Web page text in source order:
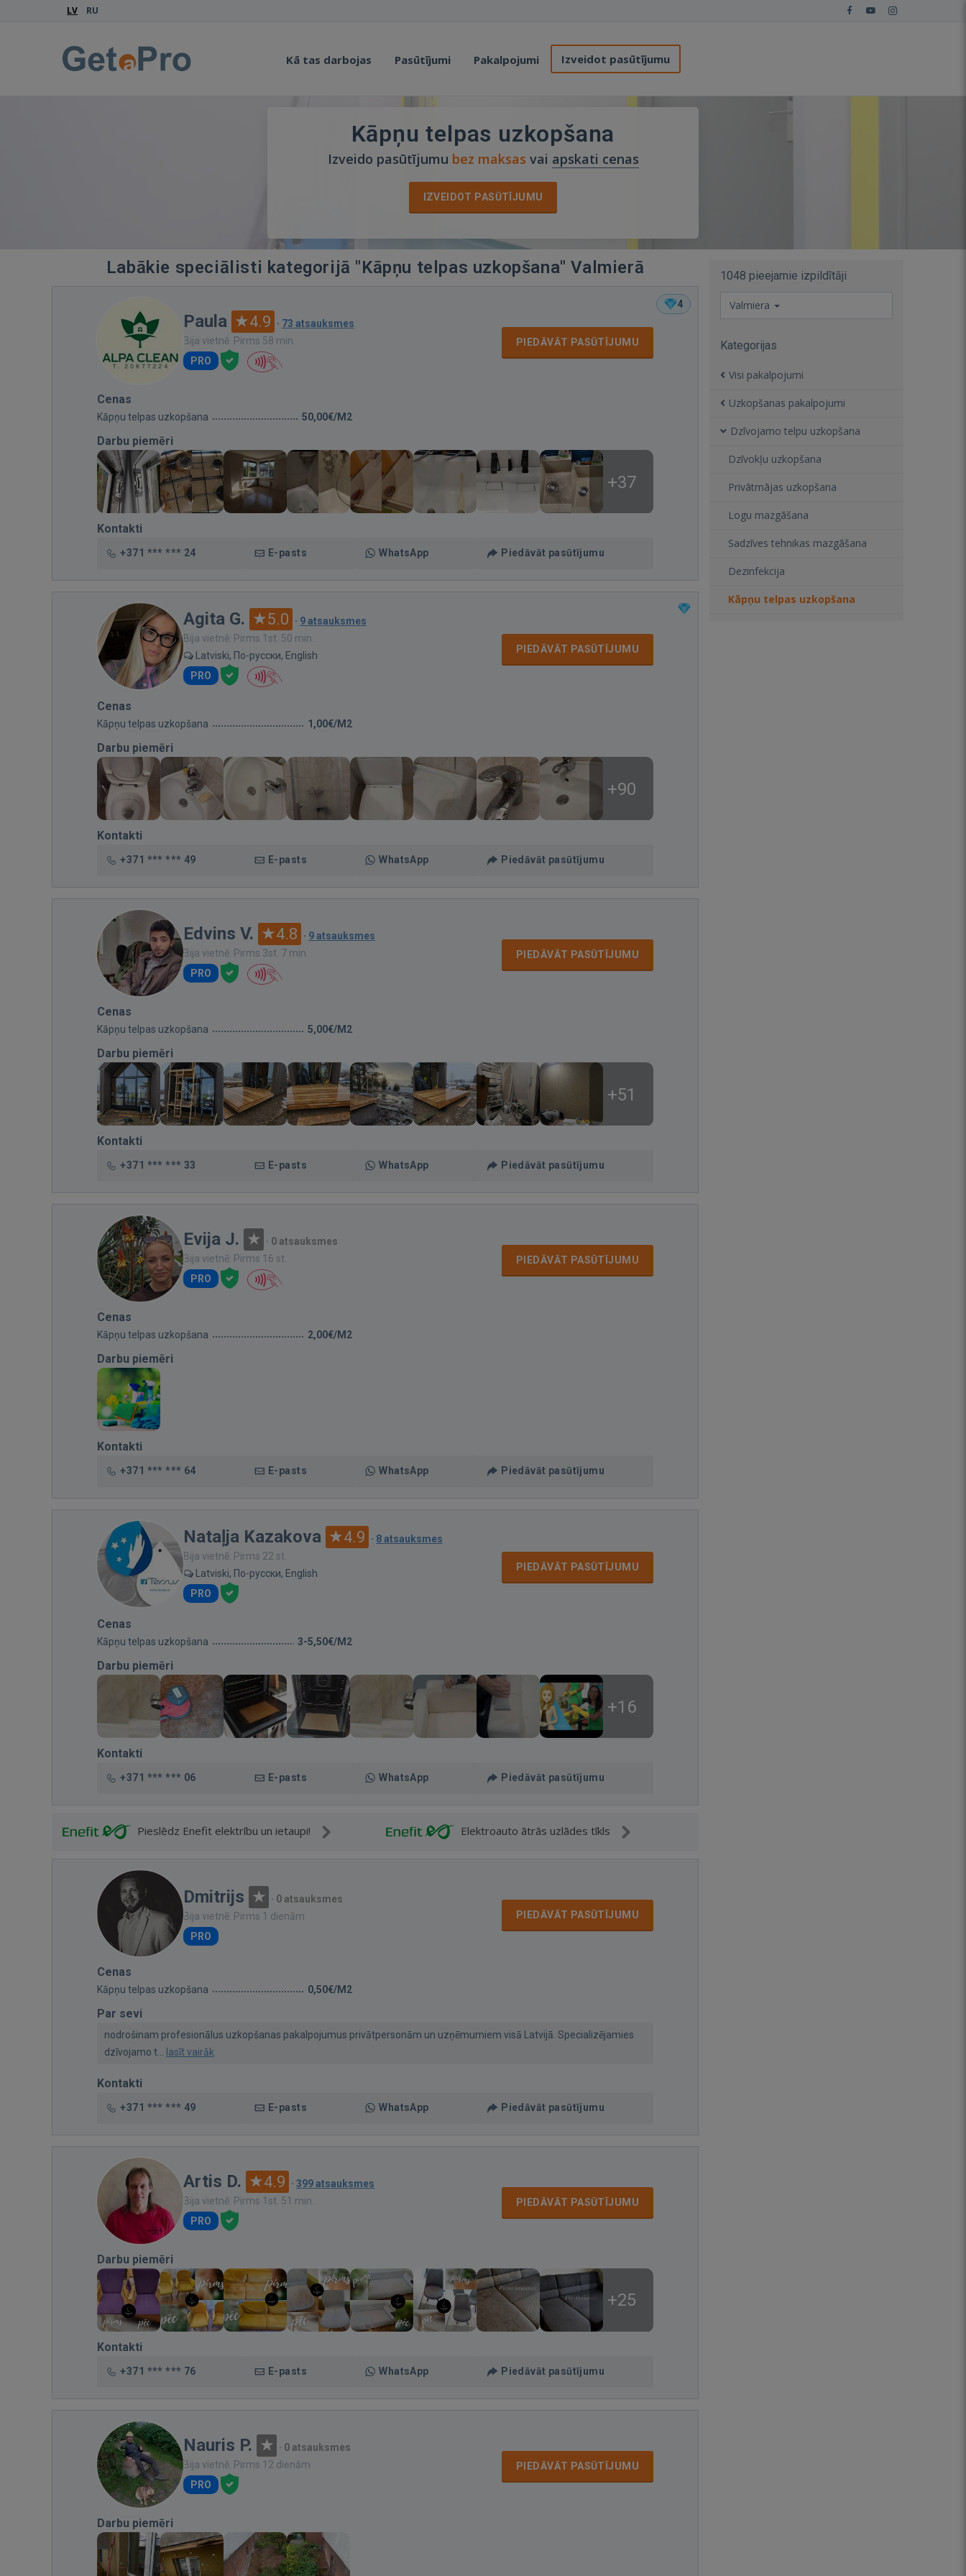
LV RU
Kā tas darbojas Pasūtījumi Pakalpojumi Izveidot pasūtījumu
Kāpņu telpas uzkopšana
Izveido pasūtījumu bez maksas vai apskati cenas
IZVEIDOT PASŪTĪJUMU
Labākie speciālisti kategorijā "Kāpņu telpas uzkopšana" Valmierā
4
Paula 4.9 · 73 atsauksmes
Bija vietnē: Pirms 58 min.
PRO
PIEDĀVĀT PASŪTĪJUMU
Cenas
Kāpņu telpas uzkopšana 50,00€/M2
Darbu piemēri
+37
Kontakti
+371 *** *** 24 E-pasts WhatsApp Piedāvāt pasūtījumu
Agita G. 5.0 · 9 atsauksmes
Bija vietnē: Pirms 1st. 50 min.
Latviski, По-русски, English
PRO
PIEDĀVĀT PASŪTĪJUMU
Cenas
Kāpņu telpas uzkopšana 1,00€/M2
Darbu piemēri
+90
Kontakti
+371 *** *** 49 E-pasts WhatsApp Piedāvāt pasūtījumu
Edvins V. 4.8 · 9 atsauksmes
Bija vietnē: Pirms 3st. 7 min.
PRO
PIEDĀVĀT PASŪTĪJUMU
Cenas
Kāpņu telpas uzkopšana 5,00€/M2
Darbu piemēri
+51
Kontakti
+371 *** *** 33 E-pasts WhatsApp Piedāvāt pasūtījumu
Evija J. · 0 atsauksmes
Bija vietnē: Pirms 16 st.
PRO
PIEDĀVĀT PASŪTĪJUMU
Cenas
Kāpņu telpas uzkopšana 2,00€/M2
Darbu piemēri
Kontakti
+371 *** *** 64 E-pasts WhatsApp Piedāvāt pasūtījumu
Nataļja Kazakova 4.9 · 8 atsauksmes
Bija vietnē: Pirms 22 st.
Latviski, По-русски, English
PRO
PIEDĀVĀT PASŪTĪJUMU
Cenas
Kāpņu telpas uzkopšana 3-5,50€/M2
Darbu piemēri
+16
Kontakti
+371 *** *** 06 E-pasts WhatsApp Piedāvāt pasūtījumu
Pieslēdz Enefit elektrību un ietaupi! Elektroauto ātrās uzlādes tīkls
Dmitrijs · 0 atsauksmes
Bija vietnē: Pirms 1 dienām
PRO
PIEDĀVĀT PASŪTĪJUMU
Cenas
Kāpņu telpas uzkopšana 0,50€/M2
Par sevi
nodrošinam profesionālus uzkopšanas pakalpojumus privātpersonām un uzņēmumiem visā Latvijā. Specializējamies
dzīvojamo t... lasīt vairāk
Kontakti
+371 *** *** 49 E-pasts WhatsApp Piedāvāt pasūtījumu
Artis D. 4.9 · 399 atsauksmes
Bija vietnē: Pirms 1st. 51 min.
PRO
PIEDĀVĀT PASŪTĪJUMU
Darbu piemēri
+25
Kontakti
+371 *** *** 76 E-pasts WhatsApp Piedāvāt pasūtījumu
Nauris P. · 0 atsauksmes
Bija vietnē: Pirms 12 dienām
PRO
PIEDĀVĀT PASŪTĪJUMU
Darbu piemēri
1048 pieejamie izpildītāji
Valmiera
Kategorijas
Visi pakalpojumi
Uzkopšanas pakalpojumi
Dzīvojamo telpu uzkopšana
Dzīvokļu uzkopšana
Privātmājas uzkopšana
Logu mazgāšana
Sadzīves tehnikas mazgāšana
Dezinfekcija
Kāpņu telpas uzkopšana